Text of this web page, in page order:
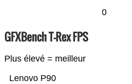
0
GFXBench T-Rex FPS
Plus élevé = meilleur
Lenovo P90